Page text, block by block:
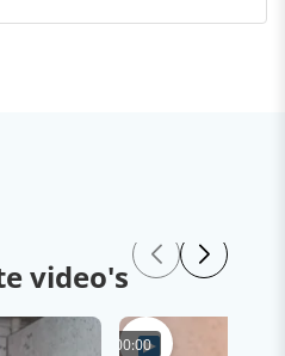
video's
00:00